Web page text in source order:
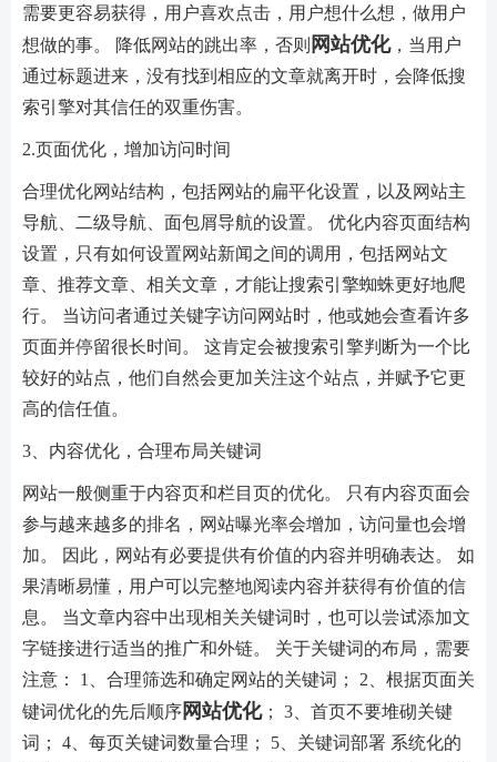
需要更容易获得，用户喜欢点击，用户想什么想，做用户
想做的事。 降低网站的跳出率，否则 网站优化，当用户
通过标题进来，没有找到相应的文章就离开时，会降低搜
索引擎对其信任的双重伤害。
2.页面优化，增加访问时间
合理优化网站结构，包括网站的扁平化设置，以及网站主
导航、二级导航、面包屑导航的设置。 优化内容页面结构
设置，只有如何设置网站新闻之间的调用，包括网站文
章、推荐文章、相关文章，才能让搜索引擎蜘蛛更好地爬
行。 当访问者通过关键字访问网站时，他或她会查看许多
页面并停留很长时间。 这肯定会被搜索引擎判断为一个比
较好的站点，他们自然会更加关注这个站点，并赋予它更
高的信任值。
3、内容优化，合理布局关键词
网站一般侧重于内容页和栏目页的优化。 只有内容页面会
参与越来越多的排名，网站曝光率会增加，访问量也会增
加。 因此，网站有必要提供有价值的内容并明确表达。 如
果清晰易懂，用户可以完整地阅读内容并获得有价值的信
息。 当文章内容中出现相关关键词时，也可以尝试添加文
字链接进行适当的推广和外链。 关于关键词的布局，需要
注意： 1、合理筛选和确定网站的关键词； 2、根据页面关
键词优化的先后顺序网站优化； 3、首页不要堆砌关键
词； 4、每页关键词数量合理； 5、关键词部署 系统化的